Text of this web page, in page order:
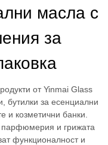
масла с
за
от Yinmai Glass
бутилки за есенциални
и козметични банки.
парфюмерия и грижата
функционалност и